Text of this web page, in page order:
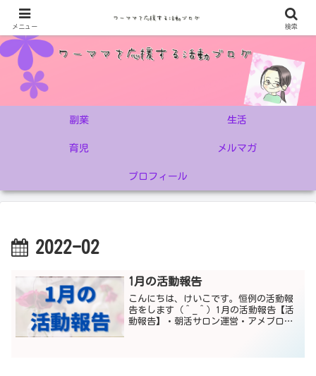
副業 生活
育児 メルマガ
プロフィール
2022-02
1月の活動報告
こんにちは、けいこです。恒例の活動報
告をします（＾_＾）1月の活動報告【活
動報告】・朝活サロン運営・アメブロ毎
メニュー 検索